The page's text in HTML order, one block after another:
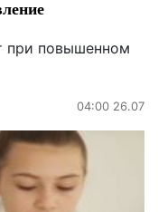
при повышенном
04:00 26.07